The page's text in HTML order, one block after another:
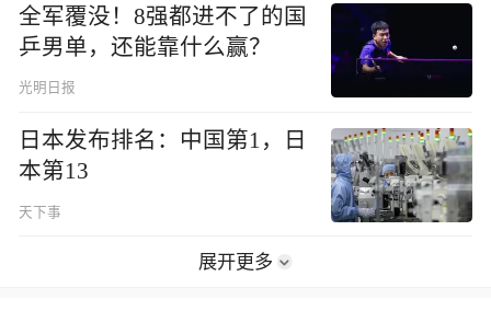
全军覆没！8强都进不了的国
乒男单，还能靠什么赢？
光明日报
日本发布排名：中国第1，日
本第13
天下事
展开更多